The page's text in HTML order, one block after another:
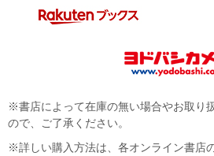
※書店によって在庫の無い場合やお取り
ので、ご了承ください。
※詳しい購入方法は、各オンライン書店